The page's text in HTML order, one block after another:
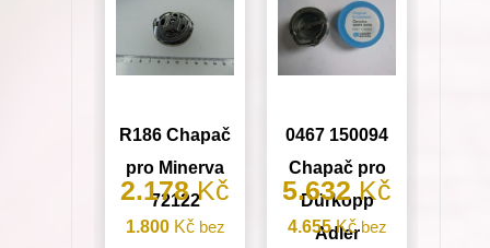
R186 Chapač
pro Minerva
72122
2.178Kč
1.800 Kčbez
0467 150094
Chapač pro
Dürkopp
Adler
5.632Kč
4.655Kčbez